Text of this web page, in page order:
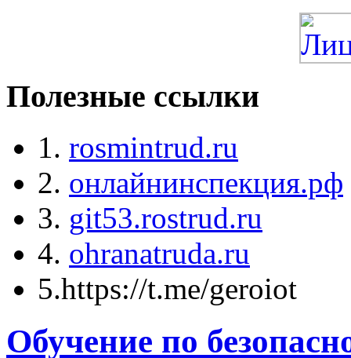
Полезные ссылки
1. rosmintrud.ru
2. онлайнинспекция.рф
3. git53.rostrud.ru
4. ohranatruda.ru
5.https://t.me/geroiot
Обучение по